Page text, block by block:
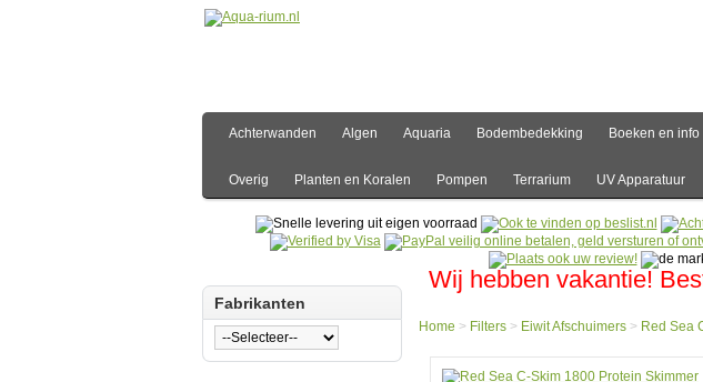
Achterwanden Algen Aquaria Bodembedekking Boeken en info
Overig Planten en Koralen Pompen Terrarium UV Apparatuur
Wij hebben vakantie!
Fabrikanten
Home > Filters > Eiwit Afschuimers > Red Sea